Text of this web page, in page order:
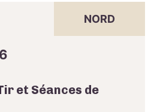
NORD
et Séances de